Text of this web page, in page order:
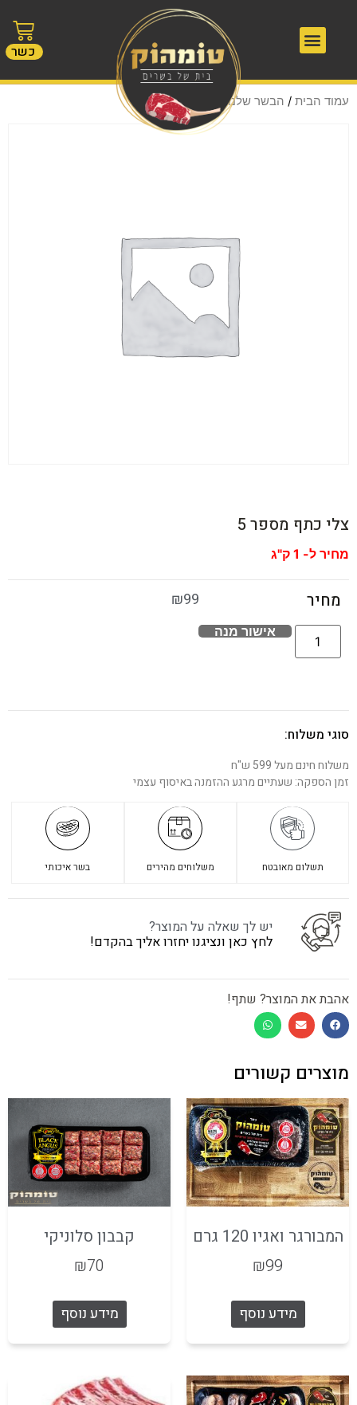
כשר
עמוד הבית / הבשר שלנו/ צלי כתף מספר 5
צלי כתף מספר 5
מחיר ל- 1 ק"ג
מחיר ₪99
אישור מנה
סוגי משלוח:
משלוח חינם מעל 599 ש"ח
זמן הספקה: שעתיים מרגע ההזמנה באיסוף עצמי
תשלום מאובטח משלוחים מהירים בשר איכותי
יש לך שאלה על המוצר?
לחץ כאן ונציגנו יחזרו אליך בהקדם!
אהבת את המוצר? שתף!
מוצרים קשורים
המבורגר ואגיו 120 גרם
₪99
מידע נוסף
קבבון סלוניקי
₪70
מידע נוסף